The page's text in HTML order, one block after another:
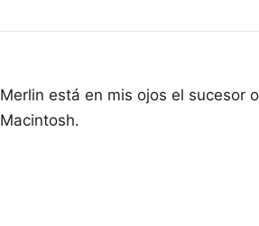
Merlin está en mis ojos el sucesor
Macintosh.